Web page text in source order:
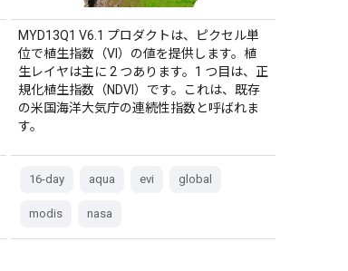
MYD13Q1 V6.1 プロダクトは、ピクセル単
位で植生指数（VI）の値を提供します。植
生レイヤは主に 2 つあります。1 つ目は、正
規化植生指数（NDVI）です。これは、既存
の米国海洋大気庁の連続性指数と呼ばれま
す。
16-day aqua evi global
modis nasa